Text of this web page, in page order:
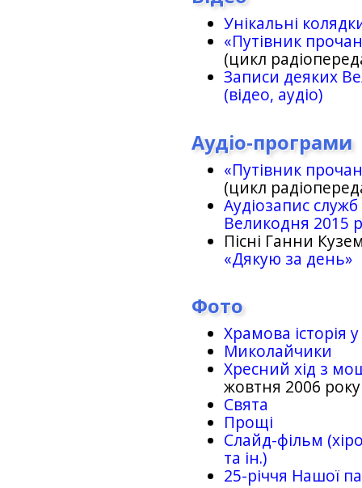
Унікальні
«Путівник
(цикл
Записи деяких
(відео, аудіо)
Аудіо-програми
«Путівник
(цикл
Аудіозапис
Великодня 2015
Пісні Ганни
«Дякую за день»
Фото
Храмова історія
Миколайчики
Хресний хід з
жовтня 2006 року
Свята
Прощі
Слайд-фільм
та ін.)
25-рiччя Нашої